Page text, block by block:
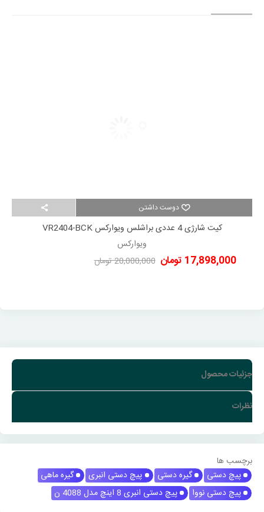
دوست داشتن
کیت شارژی 4 عددی براشلس ویوارکس VR2404-BCK
ویوارکس
17,898,000 تومان 20,000,000 تومان
جزئیات محصول
نظرات
برچسب ها
پیچ دستی
گیره دستی پیچ دستی انبری
گیره ماهی
پیچ دستی نووا
پیچ دستی انبری 8 اینچ مدل 4088 ن